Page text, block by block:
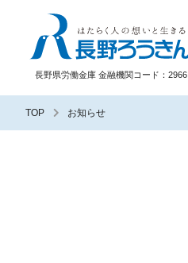
長野県労働金庫 金融機関コード：2966
TOP お知らせ